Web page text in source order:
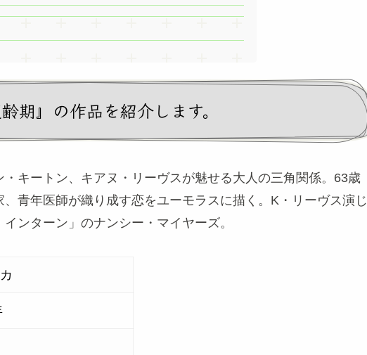
期』の作品を紹介します。
キートン、キアヌ・リーヴスが魅せる大人の三角関係。63歳
青年医師が織り成す恋をユーモラスに描く。K・リーヴス演じ
ンターン」のナンシー・マイヤーズ。
リカ